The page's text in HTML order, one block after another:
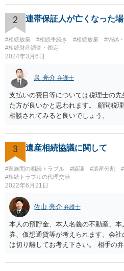
ります。 もし、主張したい事実や
資料を持っているようであれば、主
し、お姉さんに見られたくないよう
望に関する申出書」と共に提出するこ
いた方が良い事と書かない方が良い事
立ての趣旨」のところに書いている
ば、まずそれを書くとよいです。 次
なぜ調停を申し立てたのか(例えば、
決裂した、など)や亡くなった方・あ
きさつなどが書かれていると思うの
うと感じるところは、どのように違
の他、お姉さんの申立書には書かれ
(例えば、○○のときにお姉さんは亡く
った等)、それも書くとよいです。
産分割に関係ない(と思われる)いきさ
す(あくまで遺産分割に関係すること
の方に事情を理解してもらいやすいと
2 連帯保証人が亡くなった
#相続放棄 #相続手続き #相続放棄 #M&A
#相続財産調査・鑑定
2024年3月6日
泉 亮介 弁護士
支払いの費目等については税理士の
た方が良いかと思われます。 顧問税
相談されてみると良いでしょう。
3 遺産相続協議に関して
#家族間の相続トラブル #協議 #遺産分割
#相続トラブルの代理交渉
2022年6月21日
佐山 亮介 弁護士
本人の預貯金、本人名義の不動産、
券、仮想通貨等が考えられます。会
は切り離してお考え下さい。 相手の
意に開示を求め、応じなければ「調